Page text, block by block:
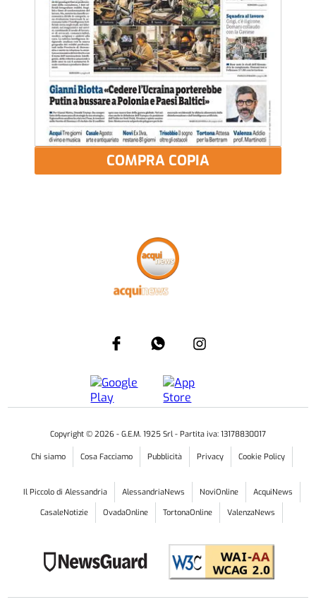
COMPRA COPIA
Copyright © 2026 - G.E.M. 1925 Srl - Partita iva: 13178830017
Chi siamo Cosa Facciamo Pubblicità Privacy Cookie Policy
Il Piccolo di Alessandria AlessandriaNews NoviOnline
AcquiNews
CasaleNotizie
OvadaOnline TortonaOnline ValenzaNews